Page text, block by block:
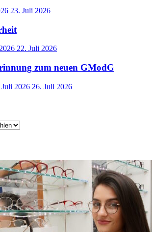
23. Juli 2026
22. Juli 2026
zum neuen GModG
Juli 2026 26. Juli 2026